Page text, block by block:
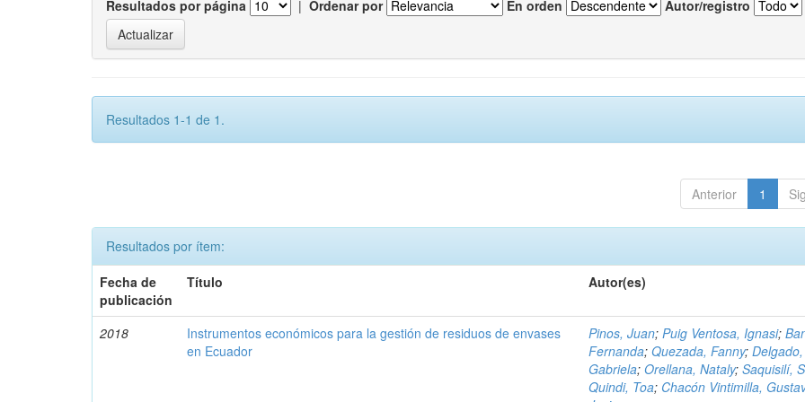
Resultados por página | Ordenar por En orden Autor/registro
Resultados 1-1 de 1.
Anterior 1
Resultados por ítem:
Fecha de
publicación
Título Autor(es)
2018
Instrumentos económicos para la gestión de residuos de envases
en Ecuador
Pinos, Juan;Puig Ventosa, Ignasi;
Fernanda;Quezada, Fanny;Delgado,
Gabriela;Orellana, Nataly;Saquisilí,
Quindi, Toa; Chacón Vintimilla,